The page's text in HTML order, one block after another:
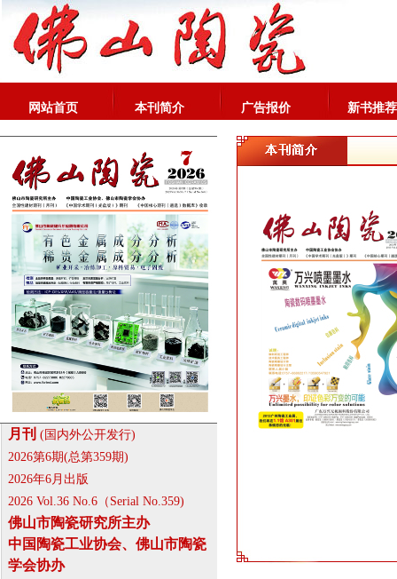
网站首页 本刊简介 广告报价 新书推荐
月刊 (国内外公开发行)
2026第6期(总第359期)
2026年6月出版
2026 Vol.36 No.6（Serial No.359)
佛山市陶瓷研究所主办
中国陶瓷工业协会、佛山市陶瓷
学会协办